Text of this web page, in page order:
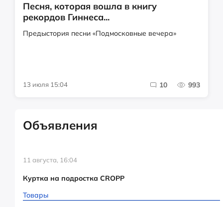
Песня, которая вошла в книгу
рекордов Гиннеса...
Предыстория песни «Подмосковные вечера»
13 июля 15:04 10 993
Объявления
11 августа, 16:04
Куртка на подростка CROPP
Товары